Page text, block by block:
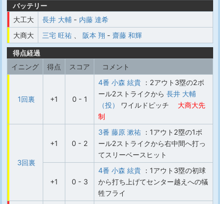
バッテリー
大工大
長井 大輔 - 内藤 達希
大商大
三宅 旺祐 阪本 翔 - 齋藤 和輝
得点経過
イニング
得点 スコア コメント
1回裏 +1 0 - 1
4番 小森 絃貴 ：2アウト3塁の2ボ
ール2ストライクから 長井 大輔
（投）
ワイルドピッチ
大商大先
制
3回裏
+1 0 - 2
3番 藤原 漱祐 ：1アウト2塁の1ボ
ール2ストライクから右中間へ打っ
てスリーベースヒット
+1 0 - 3
4番 小森 絃貴 ：1アウト3塁の初球
から打ち上げてセンター越えへの犠
牲フライ